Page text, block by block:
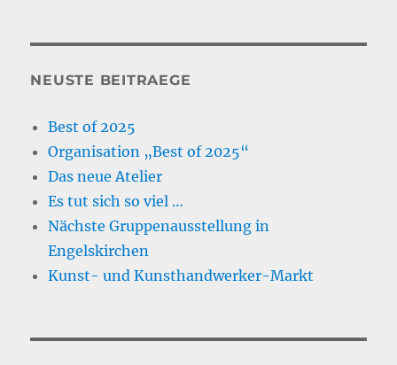
NEUSTE BEITRAEGE
Best of 2025
Organisation „Best of 2025“
Das neue Atelier
Es tut sich so viel …
Nächste Gruppenausstellung in
Engelskirchen
Kunst- und Kunsthandwerker-Markt